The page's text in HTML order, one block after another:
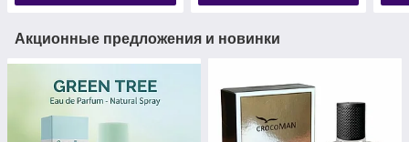
Акционные предложения и новинки